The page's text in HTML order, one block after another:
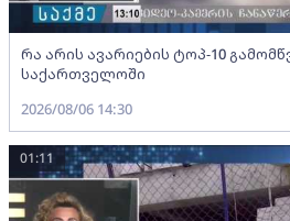
რა არის ავარიების ტოპ-10
საქართველოში
2026/08/06 14:30
01:11